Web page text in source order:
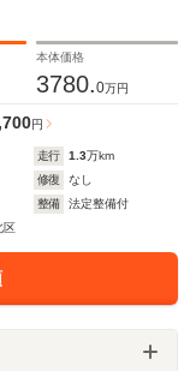
本体価格
3780.0万円
円
走行 1.3万km
修復
なし
整備
法定整備付
区